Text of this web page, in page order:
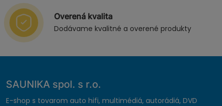
Overená kvalita
Dodávame kvalitné a overené produkty
SAUNIKA spol. s r.o.
E-shop s tovarom auto hifi, multimédiá, autorádiá, DVD